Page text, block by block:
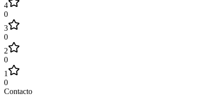
4
0
3
0
2
0
1
0
Contacto